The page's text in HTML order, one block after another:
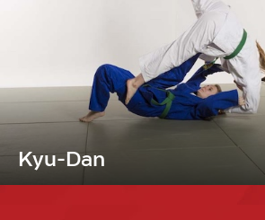
Kyu-Dan